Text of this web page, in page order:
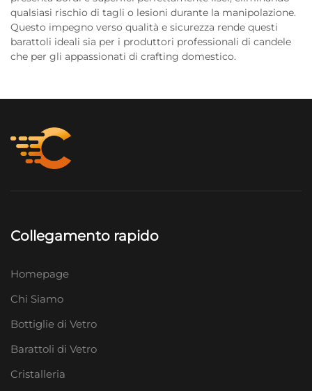
qualsiasi rischio di tagli o lesioni durante la manipolazione.
Questo impegno verso qualità e sicurezza rende questi
barattoli ideali sia per i produttori professionali di candele
che per gli appassionati di crafting domestico.
Collegamento rapido
Homepage
Chi Siamo
Bottiglie di Vetro
Barattoli di Vetro
Cristalleria